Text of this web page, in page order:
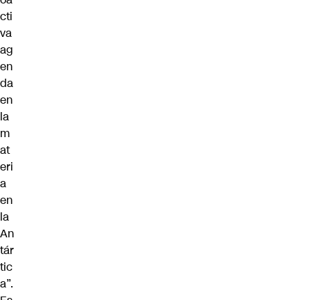
cti
va
ag
en
da
en
la
m
at
eri
a
en
la
An
tár
tic
a”.